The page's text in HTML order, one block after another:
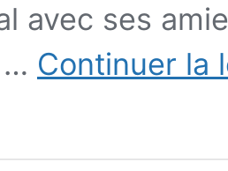
avec ses
… Continuer la